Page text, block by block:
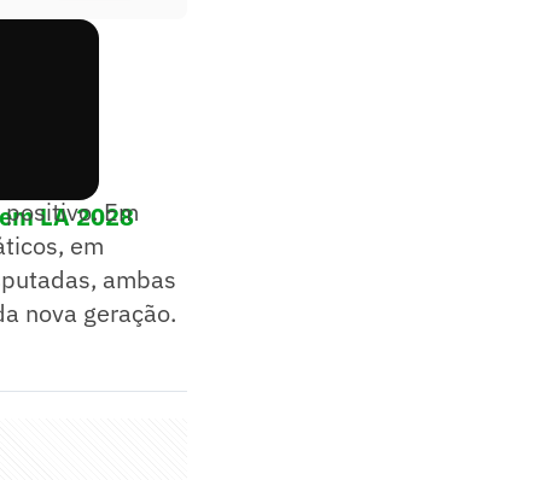
LA 2028
Em
em
ambas
nova geração.